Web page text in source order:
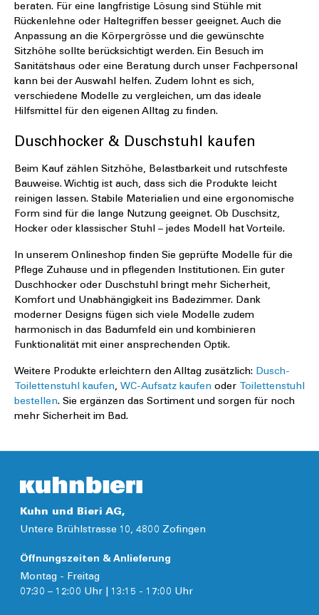
beraten. Für eine langfristige Lösung sind Stühle mit
Rückenlehne oder Haltegriffen besser geeignet. Auch die
Anpassung an die Körpergrösse und die gewünschte
Sitzhöhe sollte berücksichtigt werden. Ein Besuch im
Sanitätshaus oder eine Beratung durch unser Fachpersonal
kann bei der Auswahl helfen. Zudem lohnt es sich,
verschiedene Modelle zu vergleichen, um das ideale
Hilfsmittel für den eigenen Alltag zu finden.
Duschhocker & Duschstuhl kaufen
Beim Kauf zählen Sitzhöhe, Belastbarkeit und rutschfeste
Bauweise. Wichtig ist auch, dass sich die Produkte leicht
reinigen lassen. Stabile Materialien und eine ergonomische
Form sind für die lange Nutzung geeignet. Ob Duschsitz,
Hocker oder klassischer Stuhl – jedes Modell hat Vorteile.
In unserem Onlineshop finden Sie geprüfte Modelle für die
Pflege Zuhause und in pflegenden Institutionen. Ein guter
Duschhocker oder Duschstuhl bringt mehr Sicherheit,
Komfort und Unabhängigkeit ins Badezimmer. Dank
moderner Designs fügen sich viele Modelle zudem
harmonisch in das Badumfeld ein und kombinieren
Funktionalität mit einer ansprechenden Optik.
Weitere Produkte erleichtern den Alltag zusätzlich: Dusch-
Toilettenstuhl kaufen, WC-Aufsatz kaufen oder Toilettenstuhl
bestellen. Sie ergänzen das Sortiment und sorgen für noch
mehr Sicherheit im Bad.
Kuhn und Bieri AG,
Untere Brühlstrasse 10, 4800 Zofingen
Öffnungszeiten & Anlieferung
Montag - Freitag
07:30 – 12:00 Uhr | 13:15 - 17:00 Uhr